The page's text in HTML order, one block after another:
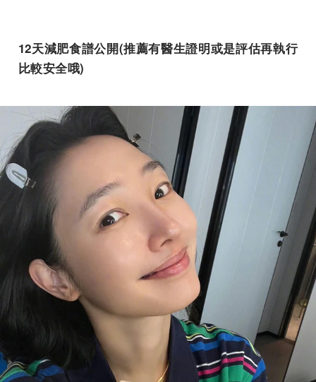
12天減肥食譜公開(推薦有醫生證明或是評估再執行
比較安全哦)